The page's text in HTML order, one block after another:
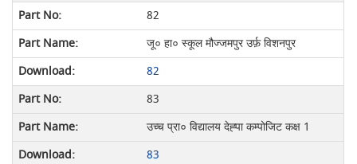
82
जू० हा० स्कूल मौज्जमपुर उर्फ़ विशनपुर
82
83
उच्च प्रा० विद्यालय देह्पा कम्पोजिट कक्ष 1
83